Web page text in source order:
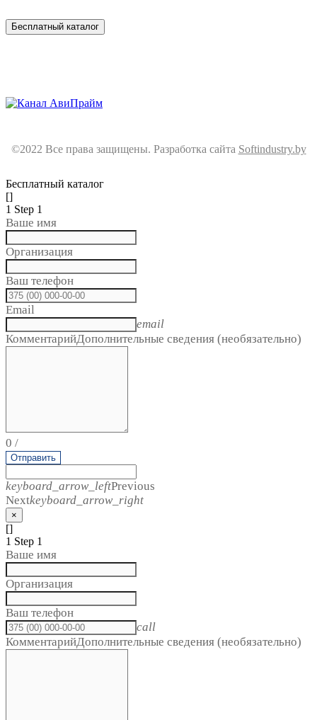
Бесплатный каталог
©2022 Все права защищены. Разработка сайта Softindustry.by
Бесплатный каталог
[]
1 Step 1
Ваше имя
Организация
Ваш телефон
Email
email
КомментарийДополнительные сведения (необязательно)
0 /
Отправить
keyboard_arrow_leftPrevious
Nextkeyboard_arrow_right
×
[]
1 Step 1
Ваше имя
Организация
Ваш телефон
call
КомментарийДополнительные сведения (необязательно)